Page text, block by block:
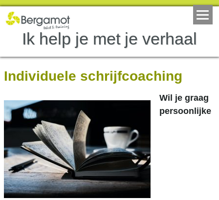
Ik help je met je verhaal
Individuele schrijfcoaching
Wil je graag
persoonlijke